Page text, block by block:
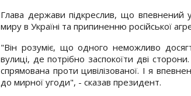
Глава держави підкреслив, що впевнений
миру в Україні та припиненню російської
"Він розуміє, що одного неможливо
вулиці, де потрібно заспокоїти дві
спрямована проти цивілізованої. І я
до мирної угоди", - сказав президент.